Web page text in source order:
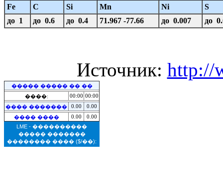
Fe C Si Mn Ni
S
до 1
до 0.6 до 0.4 71.967 -77.66 до 0.007 до
Источник: http://
����� ����� �� ��
����:
00:00 00:00
���� �������
0.00
0.00
���� ����
0.00
0.00
LME - ����������
����� �������
�������� ���� ($/��):